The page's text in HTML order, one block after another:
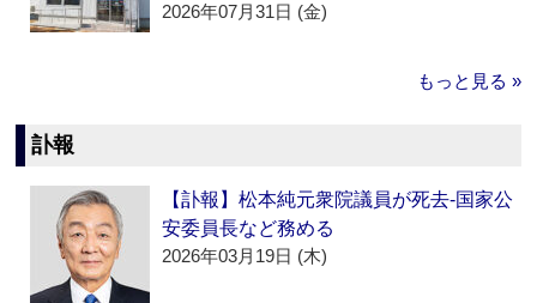
2026年07月31日 (金)
もっと見る »
訃報
【訃報】松本純元衆院議員が死去‐国家公
安委員長など務める
2026年03月19日 (木)